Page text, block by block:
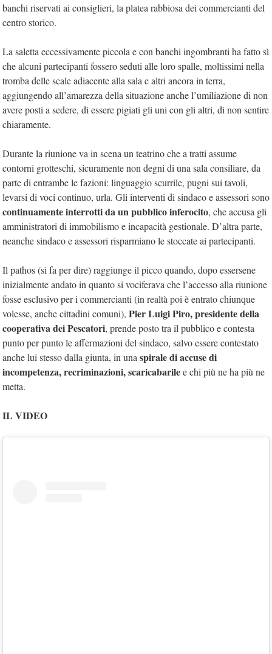
banchi riservati ai consiglieri, la platea rabbiosa dei commercianti del
centro storico.
La saletta eccessivamente piccola e con banchi ingombranti ha fatto sì
che alcuni partecipanti fossero seduti alle loro spalle, moltissimi nella
tromba delle scale adiacente alla sala e altri ancora in terra,
aggiungendo all’amarezza della situazione anche l’umiliazione di non
avere posti a sedere, di essere pigiati gli uni con gli altri, di non sentire
chiaramente.
Durante la riunione va in scena un teatrino che a tratti assume
contorni grotteschi, sicuramente non degni di una sala consiliare, da
parte di entrambe le fazioni: linguaggio scurrile, pugni sui tavoli,
levarsi di voci continuo, urla. Gli interventi di sindaco e assessori sono
continuamente interrotti da un pubblico inferocito, che accusa gli
amministratori di immobilismo e incapacità gestionale. D’altra parte,
neanche sindaco e assessori risparmiano le stoccate ai partecipanti.
Il pathos (si fa per dire) raggiunge il picco quando, dopo essersene
inizialmente andato in quanto si vociferava che l’accesso alla riunione
fosse esclusivo per i commercianti (in realtà poi è entrato chiunque
volesse, anche cittadini comuni), Pier Luigi Piro, presidente della
cooperativa dei Pescatori, prende posto tra il pubblico e contesta
punto per punto le affermazioni del sindaco, salvo essere contestato
anche lui stesso dalla giunta, in una spirale di accuse di
incompetenza, recriminazioni, scaricabarilee chi più ne ha più ne
metta.
IL VIDEO